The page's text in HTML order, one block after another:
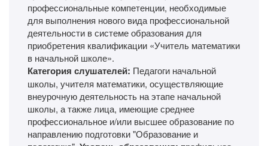
профессиональные компетенции, необходимые
для выполнения нового вида профессиональной
деятельности в системе образования для
приобретения квалификации «Учитель математики
в начальной школе».
Категория слушателей: Педагоги начальной
школы, учителя математики, осуществляющие
внеурочную деятельность на этапе начальной
школы, а также лица, имеющие среднее
профессиональное и/или высшее образование по
направлению подготовки "Образование и